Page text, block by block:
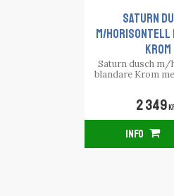
Saturn
m/horisontell
Krom
Saturn dusch
blandare Krom
2 349
INFO